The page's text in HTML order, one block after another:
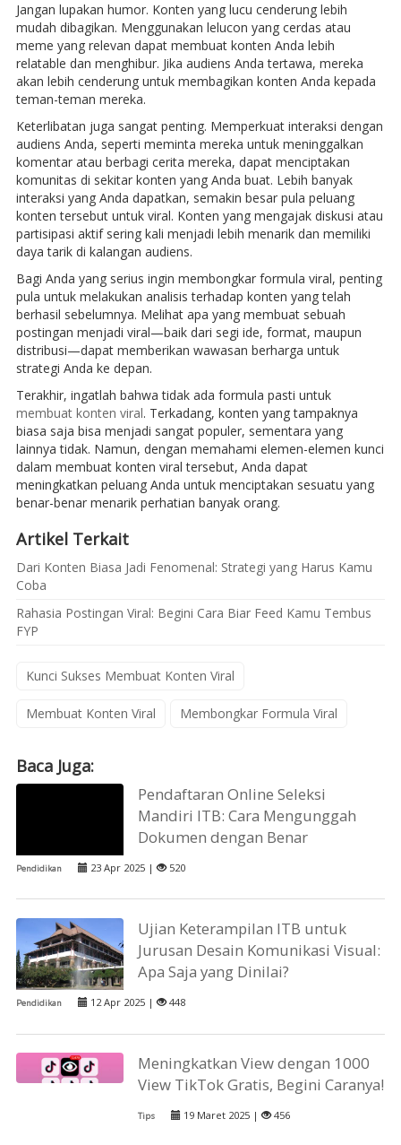
Jangan lupakan humor. Konten yang lucu cenderung lebih
mudah dibagikan. Menggunakan lelucon yang cerdas atau
meme yang relevan dapat membuat konten Anda lebih
relatable dan menghibur. Jika audiens Anda tertawa, mereka
akan lebih cenderung untuk membagikan konten Anda kepada
teman-teman mereka.
Keterlibatan juga sangat penting. Memperkuat interaksi dengan
audiens Anda, seperti meminta mereka untuk meninggalkan
komentar atau berbagi cerita mereka, dapat menciptakan
komunitas di sekitar konten yang Anda buat. Lebih banyak
interaksi yang Anda dapatkan, semakin besar pula peluang
konten tersebut untuk viral. Konten yang mengajak diskusi atau
partisipasi aktif sering kali menjadi lebih menarik dan memiliki
daya tarik di kalangan audiens.
Bagi Anda yang serius ingin membongkar formula viral, penting
pula untuk melakukan analisis terhadap konten yang telah
berhasil sebelumnya. Melihat apa yang membuat sebuah
postingan menjadi viral—baik dari segi ide, format, maupun
distribusi—dapat memberikan wawasan berharga untuk
strategi Anda ke depan.
Terakhir, ingatlah bahwa tidak ada formula pasti untuk
membuat konten viral. Terkadang, konten yang tampaknya
biasa saja bisa menjadi sangat populer, sementara yang
lainnya tidak. Namun, dengan memahami elemen-elemen kunci
dalam membuat konten viral tersebut, Anda dapat
meningkatkan peluang Anda untuk menciptakan sesuatu yang
benar-benar menarik perhatian banyak orang.
Artikel Terkait
Dari Konten Biasa Jadi Fenomenal: Strategi yang Harus Kamu
Coba
Rahasia Postingan Viral: Begini Cara Biar Feed Kamu Tembus
FYP
Kunci Sukses Membuat Konten Viral
Membuat Konten Viral Membongkar Formula Viral
Baca Juga:
Pendaftaran Online Seleksi
Mandiri ITB: Cara Mengunggah
Dokumen dengan Benar
Pendidikan 23 Apr 2025 | 520
Ujian Keterampilan ITB untuk
Jurusan Desain Komunikasi Visual:
Apa Saja yang Dinilai?
Pendidikan 12 Apr 2025 | 448
Meningkatkan View dengan 1000
View TikTok Gratis, Begini Caranya!
Tips 19 Maret 2025 | 456